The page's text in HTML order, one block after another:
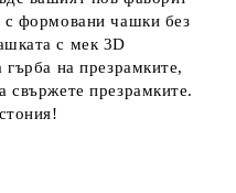
с формовани чашки без
с мек 3D
гърба на презрамките,
свържете презрамките.